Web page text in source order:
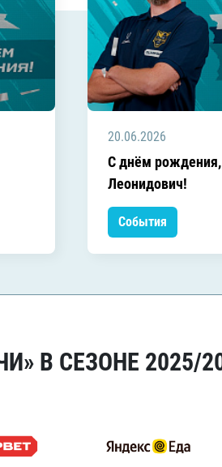
20.06.2026
C днём
Леонидович!
События
В СЕЗОНЕ 2025/